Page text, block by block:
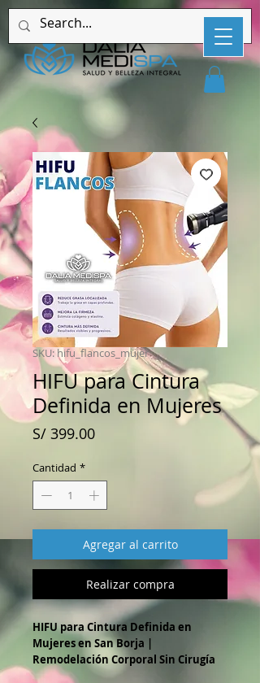
SKU: hifu_flancos_mujer
HIFU para Cintura
Definida en Mujeres
S/ 399.00Precio
Cantidad *
Agregar al carrito
Realizar compra
HIFU para Cintura Definida en
Mujeres en San Borja |
Remodelación Corporal Sin Cirugía